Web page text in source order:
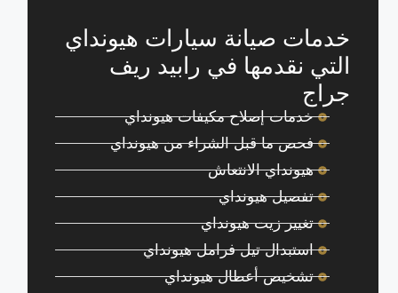
خدمات صيانة سيارات هيونداي
التي نقدمها في رابيد ريف
جراج
خدمات إصلاح مكيفات هيونداي
فحص ما قبل الشراء من هيونداي
هيونداي الانتعاش
تفصيل هيونداي
تغيير زيت هيونداي
استبدال تيل فرامل هيونداي
تشخيص أعطال هيونداي